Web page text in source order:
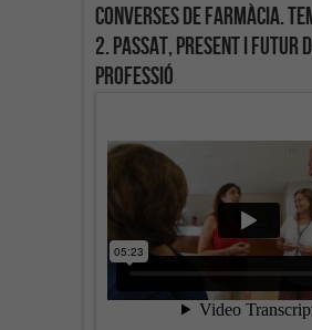
Converses de farmàcia.
2. Passat, present i futur
professió